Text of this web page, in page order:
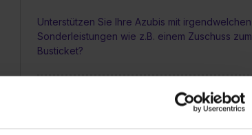
Unterstützen Sie Ihre Azubis mit irgendwelchen
Sonderleistungen wie z.B. einem Zuschuss zum
Busticket?
Wie groß sind die Chancen nach fertiger
Ausbildung bei Ihnen übernommen zu werden?